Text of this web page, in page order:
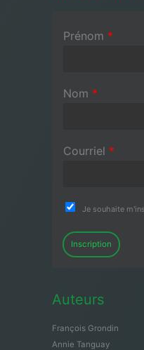
Prénom *
Nom *
Courriel *
Je souhaite
Inscription
Auteurs
François Grondin
Annie Tanguay